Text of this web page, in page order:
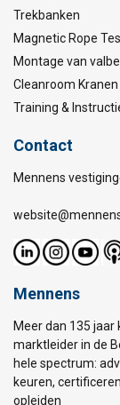
Trekbanken
Magnetic Rope
Montage van
Cleanroom Kranen
Training &
Contact
Mennens
Mennens
Meer dan 135
marktleider in de
hele spectrum:
keuren,
opleiden